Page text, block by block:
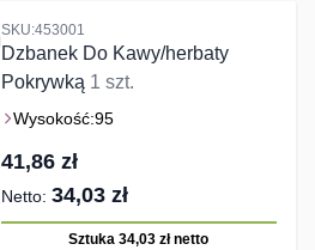
SKU:453001
Dzbanek Do Kawy/herbaty
Pokrywką 1 szt.
Wysokość:95
41,86 zł
34,03 zł
Sztuka 34,03 złnetto